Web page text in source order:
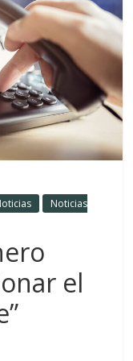
Noticias
el